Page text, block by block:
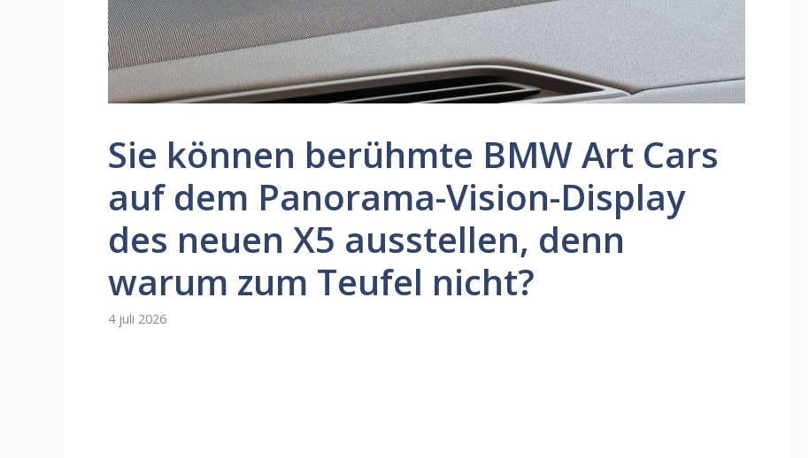
Sie können berühmte BMW Art Cars
auf dem Panorama-Vision-Display
des neuen X5 ausstellen, denn
warum zum Teufel nicht?
4 juli 2026